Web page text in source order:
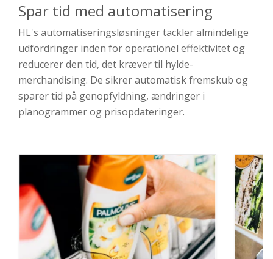
Spar tid med automatisering
HL's automatiseringsløsninger tackler almindelige
udfordringer inden for operationel effektivitet og
reducerer den tid, det kræver til hylde-
merchandising. De sikrer automatisk fremskub og
sparer tid på genopfyldning, ændringer i
planogrammer og prisopdateringer.